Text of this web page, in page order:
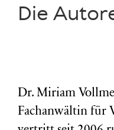
Die
Dr. Miriam
Fachanwältin für